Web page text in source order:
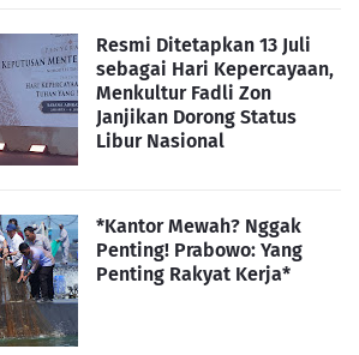
Resmi Ditetapkan 13 Juli
sebagai Hari Kepercayaan,
Menkultur Fadli Zon
Janjikan Dorong Status
Libur Nasional
*Kantor Mewah? Nggak
Penting! Prabowo: Yang
Penting Rakyat Kerja*